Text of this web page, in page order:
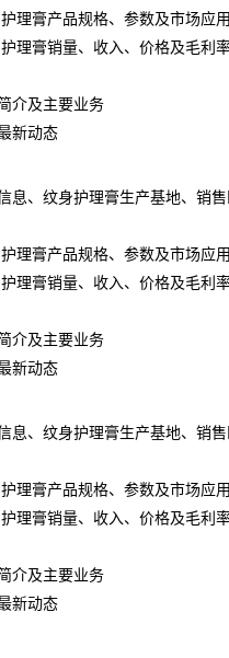
产品规格、参数及市场应
销量、收入、价格及毛利
及主要业务
动态
纹身护理膏生产基地、销售
产品规格、参数及市场应
销量、收入、价格及毛利
及主要业务
动态
纹身护理膏生产基地、销售
产品规格、参数及市场应
销量、收入、价格及毛利
及主要业务
动态